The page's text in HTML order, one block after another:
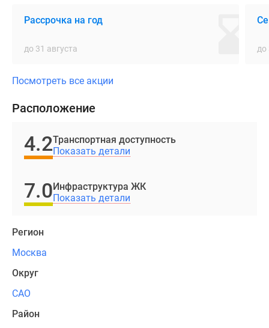
Садового
и
делового
центра
Сити».
Важным
преимуществом
является
удачное
расположение
относительно
аэропорта:
поездка
Рассрочка на год
до 31 августа до
Посмотреть все акции
Расположение
4.2Транспортная доступность
Показать детали
7.0Инфраструктура ЖК
Показать детали
Регион
Москва
Округ
САО
Район